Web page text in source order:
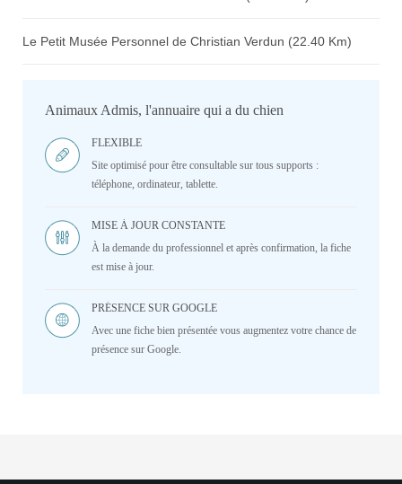
Le Petit Musée Personnel de Christian Verdun (22.40 Km)
Animaux Admis, l'annuaire qui a du chien
FLEXIBLE
Site optimisé pour être consultable sur tous supports :
téléphone, ordinateur, tablette.
MISE À JOUR CONSTANTE
À la demande du professionnel et après confirmation, la fiche
est mise à jour.
PRÉSENCE SUR GOOGLE
Avec une fiche bien présentée vous augmentez votre chance de
présence sur Google.